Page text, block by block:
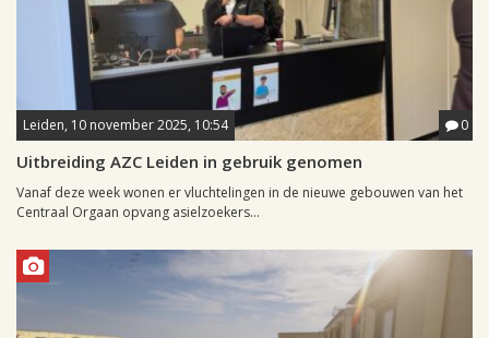
Leiden, 10 november 2025, 10:54 0
Uitbreiding AZC Leiden in gebruik genomen
Vanaf deze week wonen er vluchtelingen in de nieuwe gebouwen van het
Centraal Orgaan opvang asielzoekers...